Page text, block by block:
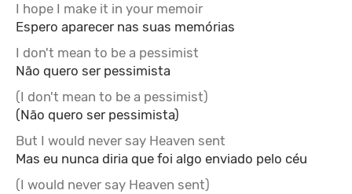
Espero aparecer nas suas memórias
Não quero ser pessimista
(Não quero ser pessimista)
Mas eu nunca diria que foi algo enviado pelo céu
I hope I make it in your memoir
I don't mean to be a pessimist
(I don't mean to be a pessimist)
But I would never say Heaven sent
(I would never say Heaven sent)